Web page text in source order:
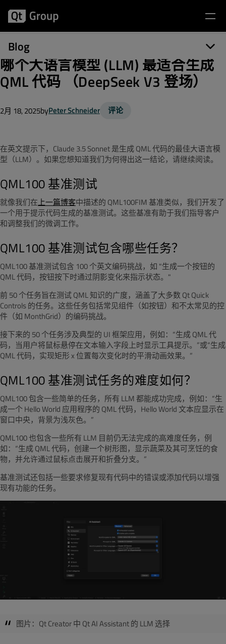
Blog
哪个大语言模型 (LLM) 最适合生成
QML 代码 （DeepSeek V3 登场）
2月 18, 2025byPeter Schneider 评论
在英文提示下，Claude 3.5 Sonnet 是生成 QML 代码的最佳大语言模
型（LLM）。如果您想知道我们为何得出这一结论，请继续阅读。
QML100 基准测试
就像我们在上一篇博客中描述的 QML100FIM 基准类似，我们开发了
一个用于提示代码生成的基准测试。这些基准有助于我们指导客户
和调整我们的微调工作。
QML100 基准测试包含哪些任务？
QML100 基准测试包含 100 个英文编码挑战，如 "生成一个按钮的
QML 代码，按钮按下时通过阴影变化来指示状态。"
前 50 个任务旨在测试 QML 知识的广度，涵盖了大多数 Qt Quick
Controls 的任务。这些任务包括常见组件（如按钮）和不太常见的控
件（如 MonthGrid）的编码挑战。
接下来的 50 个任务涉及典型的 UI 框架应用，例如：“生成 QML 代
码，当用户将鼠标悬停在文本输入字段上时显示工具提示。”或“生成
QML 代码，实现矩形 x 位置每次变化时的平滑动画效果。”
QML100 基准测试任务的难度如何？
QML100 包含一些简单的任务，所有 LLM 都能成功完成，例如：“生
成一个 Hello World 应用程序的 QML 代码，Hello World 文本应显示在
窗口中央，背景为浅灰色。”
QML100 也包含一些所有 LLM 目前仍无法完成的高难度任务，例
如：“生成 QML 代码，创建一个树形图，显示蔬菜及其可烹饪的食
物，并允许通过鼠标点击展开和折叠分支。”
基准测试还包括一些要求修复现有代码中的错误或添加代码以增强
现有功能的任务。
图片：Qt Creator 中 Qt AI Assistant 的 LLM 选择